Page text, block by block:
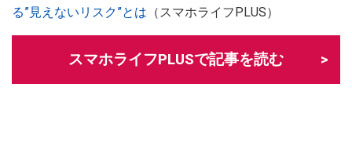
る”見えないリスク”とは （スマホライフPLUS）
スマホライフPLUSで記事を読む